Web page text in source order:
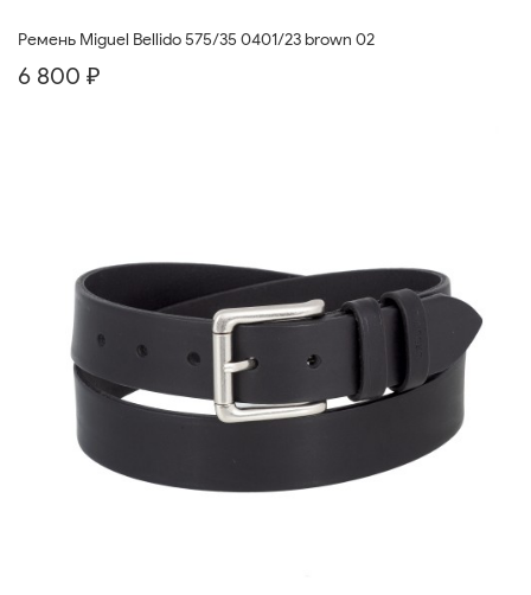
Ремень Miguel Bellido 575/35 0401/23 brown 02
6 800 ₽